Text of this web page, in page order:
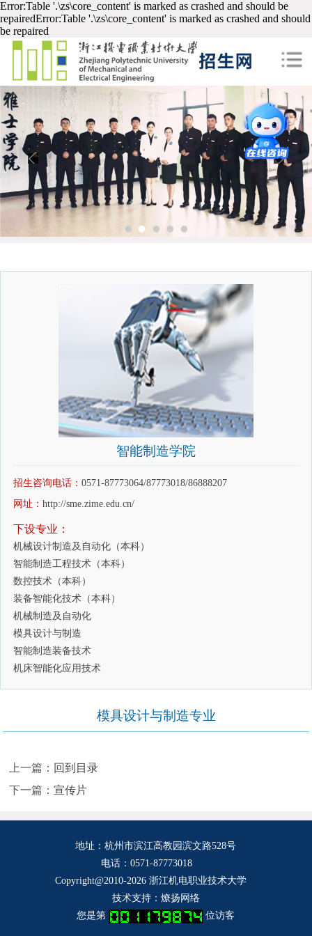
Error:Table '.\zs\core_content' is marked as crashed and should be
repairedError:Table '.\zs\core_content' is marked as crashed and should
be repaired
1 2
智能制造学院
招生咨询电话：0571-87773064/87773018/86888207
网址：http://sme.zime.edu.cn/
下设专业：
机械设计制造及自动化（本科）
智能制造工程技术（本科）
数控技术（本科）
装备智能化技术（本科）
机械制造及自动化
模具设计与制造
智能制造装备技术
机床智能化应用技术
模具设计与制造专业
上一篇： 回到目录
下一篇：宣传片
地址：杭州市滨江高教园滨文路528号
电话：0571-87773018
Copyright@2010-2026 浙江机电职业技术大学
技术支持： 燎扬网络
您是第
位访客